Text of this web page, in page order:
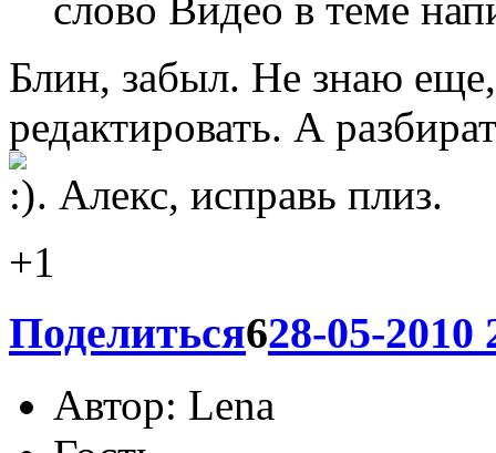
Lena написал(а):
слово Видео в теме
Блин, забыл. Не знаю еще,
редактировать. А
+1
Поделиться628-05-2010